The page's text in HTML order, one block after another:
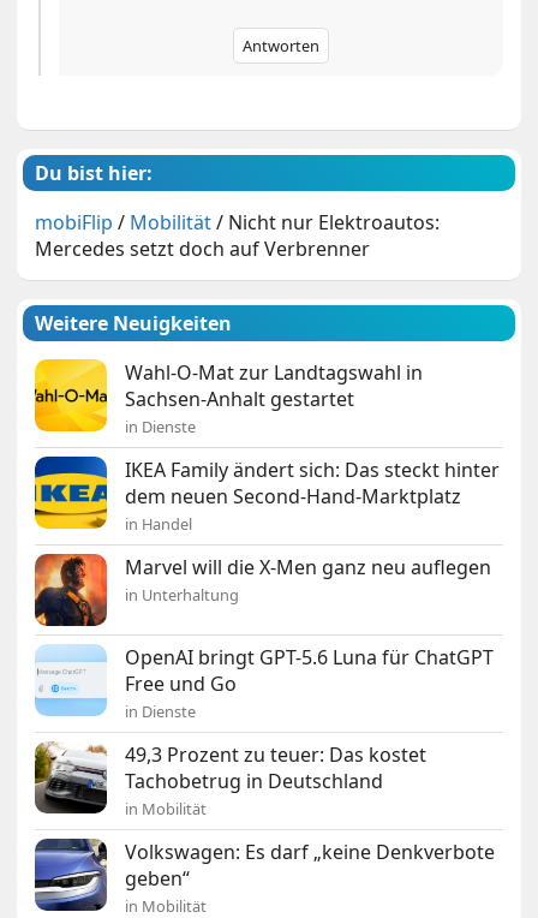
Antworten
Du bist hier:
mobiFlip / Mobilität/ Nicht nur Elektroautos:
Mercedes setzt doch auf Verbrenner
Weitere Neuigkeiten
Wahl-O-Mat zur Landtagswahl in
Sachsen-Anhalt gestartet
in Dienste
IKEA Family ändert sich: Das steckt hinter
dem neuen Second-Hand-Marktplatz
in Handel
Marvel will die X-Men ganz neu auflegen
in Unterhaltung
OpenAI bringt GPT-5.6 Luna für ChatGPT
Free und Go
in Dienste
49,3 Prozent zu teuer: Das kostet
Tachobetrug in Deutschland
in Mobilität
Volkswagen: Es darf „keine Denkverbote
geben“
in Mobilität